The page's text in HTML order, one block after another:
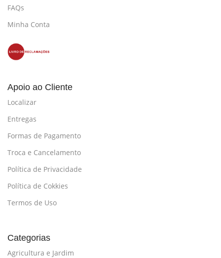
FAQs
Minha Conta
Apoio ao Cliente
Localizar
Entregas
Formas de Pagamento
Troca e Cancelamento
Política de Privacidade
Política de Cokkies
Termos de Uso
Categorias
Agricultura e Jardim